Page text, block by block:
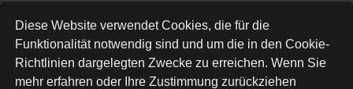
Diese Website verwendet Cookies, die für die
Funktionalität notwendig sind und um die in den Cookie-
Richtlinien dargelegten Zwecke zu erreichen. Wenn Sie
mehr erfahren oder Ihre Zustimmung zurückziehen
SICHERE BEZAHLUNG